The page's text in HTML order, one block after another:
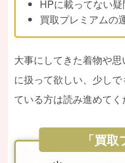
HPに載ってない
買取プレミアムの
大事にしてきた着物や
に扱って欲しい、少し
ている方は読み進めてく
「買